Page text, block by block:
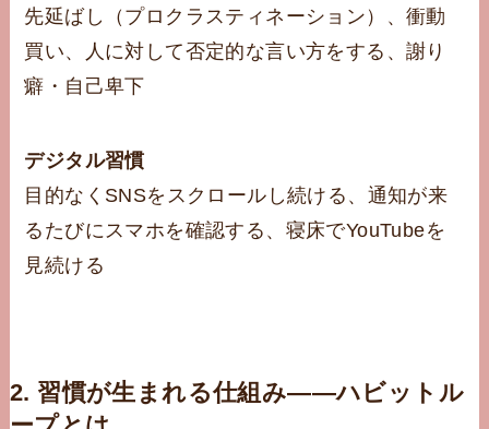
先延ばし（プロクラスティネーション）、衝動
買い、人に対して否定的な言い方をする、謝り
癖・自己卑下
デジタル習慣
目的なくSNSをスクロールし続ける、通知が来
るたびにスマホを確認する、寝床でYouTubeを
見続ける
2. 習慣が生まれる仕組み——ハビットル